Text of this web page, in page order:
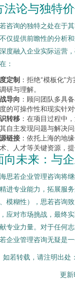
法论与独特
咨询的独特之处在于
仅提供前瞻性的分析
度融入企业实际运营
：
定制 ：拒绝“模板化”
研与理解。
导向 ：顾问团队多具
的可操作性和现实针对
转移 ：在项目过程中
自主发现问题与解决
链接 ：依托上海的地
、人才等关键资源，
向未来：与
思若企业管理咨询将
进专业能力，拓展服
模糊性），思若咨询
应对市场挑战，最终
专业力量。对于任何
企业管理咨询无疑是
如若转载，请注明出
更